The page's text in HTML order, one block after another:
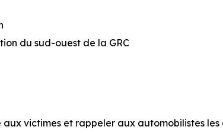
du sud-ouest de la GRC
victimes et rappeler aux automobilistes